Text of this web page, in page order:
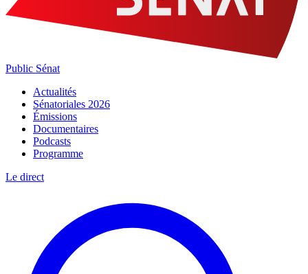
Public Sénat
Actualités
Sénatoriales 2026
Émissions
Documentaires
Podcasts
Programme
Le direct